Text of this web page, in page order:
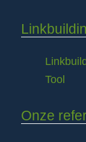
Tool
Onze